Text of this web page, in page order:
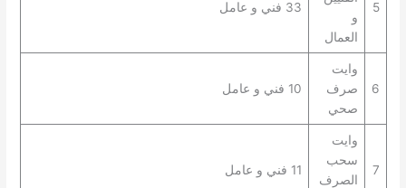
5
و
العمال
33 فني و عامل
6
وايت
صرف
صحي
10 فني و عامل
7
وايت
سحب
الصرف
11 فني و عامل